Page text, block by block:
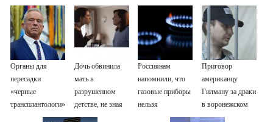
Органы для
пересадки
«черные
трансплантологи»
извлекали у еще
Дочь обвинила
мать в
разрушенном
детстве, не зная
всей правды о
Россиянам
напомнили, что
газовые приборы
нельзя
ремонтировать
Приговор
американцу
Гилману за драки
в воронежском
СИЗО